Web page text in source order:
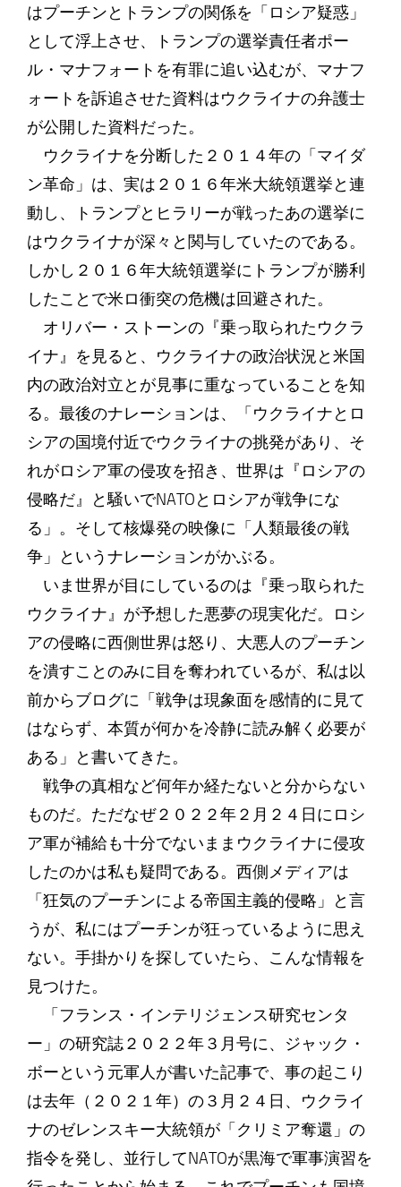
はプーチンとトランプの関係を「ロシア疑惑」
として浮上させ、トランプの選挙責任者ポー
ル・マナフォートを有罪に追い込むが、マナフ
ォートを訴追させた資料はウクライナの弁護士
が公開した資料だった。
ウクライナを分断した２０１４年の「マイダ
ン革命」は、実は２０１６年米大統領選挙と連
動し、トランプとヒラリーが戦ったあの選挙に
はウクライナが深々と関与していたのである。
しかし２０１６年大統領選挙にトランプが勝利
したことで米ロ衝突の危機は回避された。
オリバー・ストーンの『乗っ取られたウクラ
イナ』を見ると、ウクライナの政治状況と米国
内の政治対立とが見事に重なっていることを知
る。最後のナレーションは、「ウクライナとロ
シアの国境付近でウクライナの挑発があり、そ
れがロシア軍の侵攻を招き、世界は『ロシアの
侵略だ』と騒いでNATOとロシアが戦争にな
る」。そして核爆発の映像に「人類最後の戦
争」というナレーションがかぶる。
いま世界が目にしているのは『乗っ取られた
ウクライナ』が予想した悪夢の現実化だ。ロシ
アの侵略に西側世界は怒り、大悪人のプーチン
を潰すことのみに目を奪われているが、私は以
前からブログに「戦争は現象面を感情的に見て
はならず、本質が何かを冷静に読み解く必要が
ある」と書いてきた。
戦争の真相など何年か経たないと分からない
ものだ。ただなぜ２０２２年２月２４日にロシ
ア軍が補給も十分でないままウクライナに侵攻
したのかは私も疑問である。西側メディアは
「狂気のプーチンによる帝国主義的侵略」と言
うが、私にはプーチンが狂っているように思え
ない。手掛かりを探していたら、こんな情報を
見つけた。
「フランス・インテリジェンス研究センタ
ー」の研究誌２０２２年３月号に、ジャック・
ボーという元軍人が書いた記事で、事の起こり
は去年（２０２１年）の３月２４日、ウクライ
ナのゼレンスキー大統領が「クリミア奪還」の
指令を発し、並行してNATOが黒海で軍事演習を